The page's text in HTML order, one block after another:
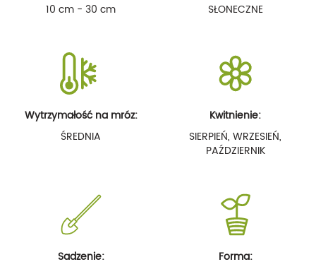
10 cm - 30 cm
SŁONECZNE
Wytrzymałość na mróz:
ŚREDNIA
Kwitnienie:
SIERPIEŃ, WRZESIEŃ,
PAŹDZIERNIK
Sadzenie: Forma: